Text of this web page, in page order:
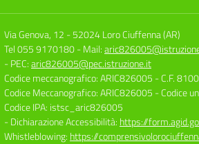
Via Genova, 12 -52024 Loro Ciuffenna (AR)
Tel 055 9170180- Mail:
- PEC:aric826005@pec.istruzione.it
Codice meccanografico: ARIC826005 - C.F.
Codice Meccanografico: ARIC826005 - Codice
Codice IPA: istsc_aric826005
- Dichiarazione Accessibilità: https://
Whistleblowing: https://